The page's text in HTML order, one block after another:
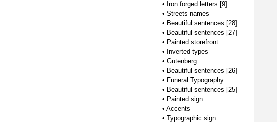
• Iron forged letters [9]
• Streets names
• Beautiful sentences [28]
• Beautiful sentences [27]
• Painted storefront
• Inverted types
• Gutenberg
• Beautiful sentences [26]
• Funeral Typography
• Beautiful sentences [25]
• Painted sign
• Accents
• Typographic sign